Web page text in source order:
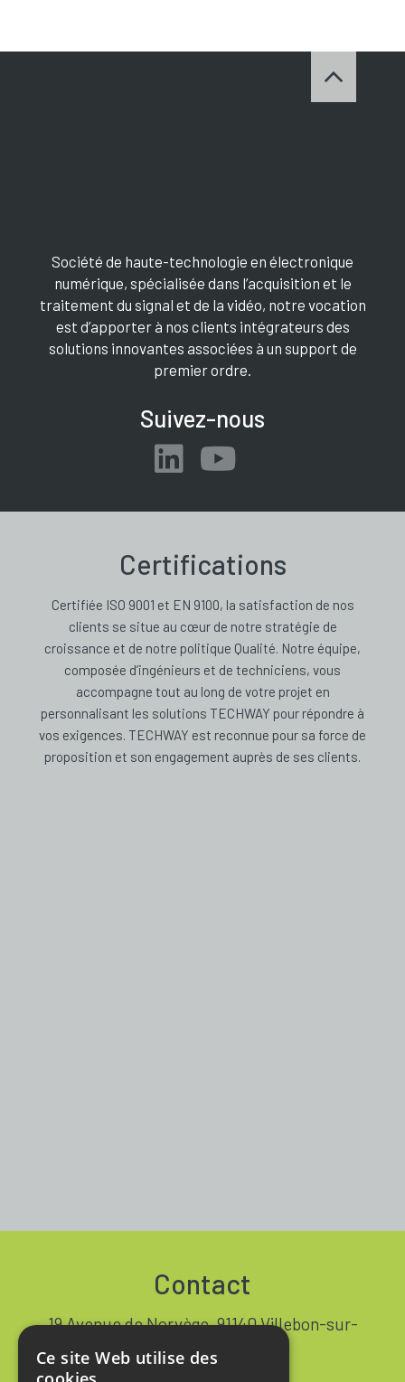
Société de haute-technologie en électronique
numérique, spécialisée dans l’acquisition et le
traitement du signal et de la vidéo, notre vocation
est d’apporter à nos clients intégrateurs des
solutions innovantes associées à un support de
premier ordre.
Suivez-nous
Certifications
Certifiée ISO 9001 et EN 9100, la satisfaction de nos
clients se situe au cœur de notre stratégie de
croissance et de notre politique Qualité. Notre équipe,
composée d’ingénieurs et de techniciens, vous
accompagne tout au long de votre projet en
personnalisant les solutions TECHWAY pour répondre à
vos exigences. TECHWAY est reconnue pour sa force de
proposition et son engagement auprès de ses clients.
Contact
19 Avenue de Norvège, 91140 Villebon-sur-
+33 1 64 53 37 90
Ce site Web utilise des